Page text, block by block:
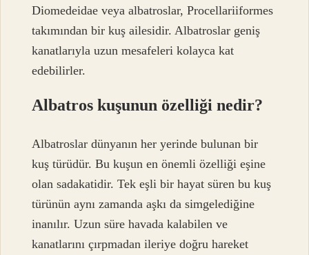
Diomedeidae veya albatroslar, Procellariiformes
takımından bir kuş ailesidir. Albatroslar geniş
kanatlarıyla uzun mesafeleri kolayca kat
edebilirler.
Albatros kuşunun özelliği nedir?
Albatroslar dünyanın her yerinde bulunan bir
kuş türüdür. Bu kuşun en önemli özelliği eşine
olan sadakatidir. Tek eşli bir hayat süren bu kuş
türünün aynı zamanda aşkı da simgelediğine
inanılır. Uzun süre havada kalabilen ve
kanatlarını çırpmadan ileriye doğru hareket